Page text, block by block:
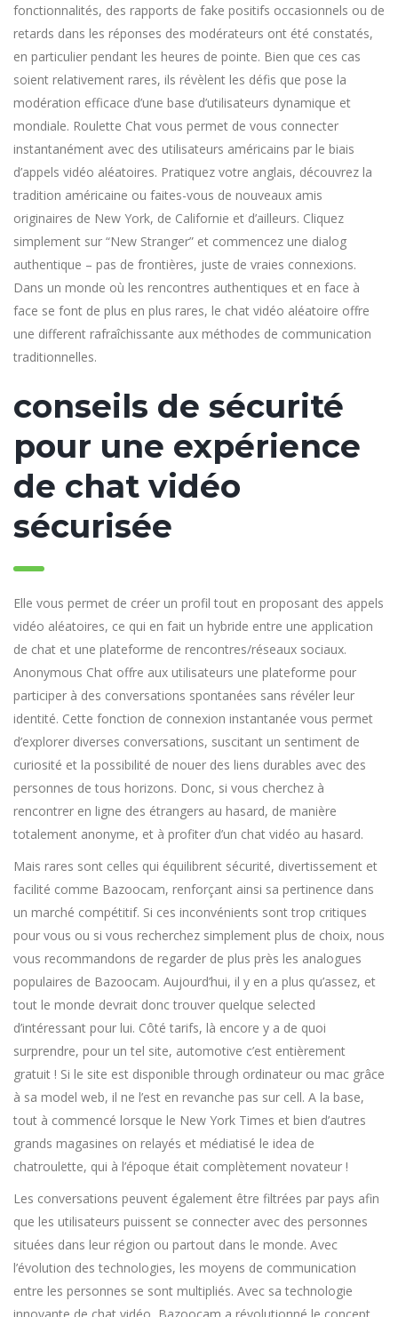
fonctionnalités, des rapports de fake positifs occasionnels ou de
retards dans les réponses des modérateurs ont été constatés,
en particulier pendant les heures de pointe. Bien que ces cas
soient relativement rares, ils révèlent les défis que pose la
modération efficace d’une base d’utilisateurs dynamique et
mondiale. Roulette Chat vous permet de vous connecter
instantanément avec des utilisateurs américains par le biais
d’appels vidéo aléatoires. Pratiquez votre anglais, découvrez la
tradition américaine ou faites-vous de nouveaux amis
originaires de New York, de Californie et d’ailleurs. Cliquez
simplement sur “New Stranger” et commencez une dialog
authentique – pas de frontières, juste de vraies connexions.
Dans un monde où les rencontres authentiques et en face à
face se font de plus en plus rares, le chat vidéo aléatoire offre
une different rafraîchissante aux méthodes de communication
traditionnelles.
conseils de sécurité
pour une expérience
de chat vidéo
sécurisée
Elle vous permet de créer un profil tout en proposant des appels
vidéo aléatoires, ce qui en fait un hybride entre une application
de chat et une plateforme de rencontres/réseaux sociaux.
Anonymous Chat offre aux utilisateurs une plateforme pour
participer à des conversations spontanées sans révéler leur
identité. Cette fonction de connexion instantanée vous permet
d’explorer diverses conversations, suscitant un sentiment de
curiosité et la possibilité de nouer des liens durables avec des
personnes de tous horizons. Donc, si vous cherchez à
rencontrer en ligne des étrangers au hasard, de manière
totalement anonyme, et à profiter d’un chat vidéo au hasard.
Mais rares sont celles qui équilibrent sécurité, divertissement et
facilité comme Bazoocam, renforçant ainsi sa pertinence dans
un marché compétitif. Si ces inconvénients sont trop critiques
pour vous ou si vous recherchez simplement plus de choix, nous
vous recommandons de regarder de plus près les analogues
populaires de Bazoocam. Aujourd’hui, il y en a plus qu’assez, et
tout le monde devrait donc trouver quelque selected
d’intéressant pour lui. Côté tarifs, là encore y a de quoi
surprendre, pour un tel site, automotive c’est entièrement
gratuit ! Si le site est disponible through ordinateur ou mac grâce
à sa model web, il ne l’est en revanche pas sur cell. A la base,
tout à commencé lorsque le New York Times et bien d’autres
grands magasines on relayés et médiatisé le idea de
chatroulette, qui à l’époque était complètement novateur !
Les conversations peuvent également être filtrées par pays afin
que les utilisateurs puissent se connecter avec des personnes
situées dans leur région ou partout dans le monde. Avec
l’évolution des technologies, les moyens de communication
entre les personnes se sont multipliés. Avec sa technologie
innovante de chat vidéo, Bazoocam a révolutionné le concept